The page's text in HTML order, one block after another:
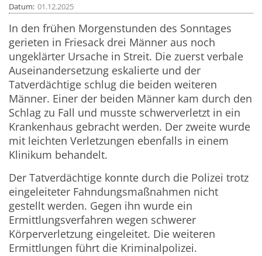
Datum 01.12.2025
In den frühen Morgenstunden des Sonntages
gerieten in Friesack drei Männer aus noch
ungeklärter Ursache in Streit. Die zuerst verbale
Auseinandersetzung eskalierte und der
Tatverdächtige schlug die beiden weiteren
Männer. Einer der beiden Männer kam durch den
Schlag zu Fall und musste schwerverletzt in ein
Krankenhaus gebracht werden. Der zweite wurde
mit leichten Verletzungen ebenfalls in einem
Klinikum behandelt.
Der Tatverdächtige konnte durch die Polizei trotz
eingeleiteter Fahndungsmaßnahmen nicht
gestellt werden. Gegen ihn wurde ein
Ermittlungsverfahren wegen schwerer
Körperverletzung eingeleitet. Die weiteren
Ermittlungen führt die Kriminalpolizei.